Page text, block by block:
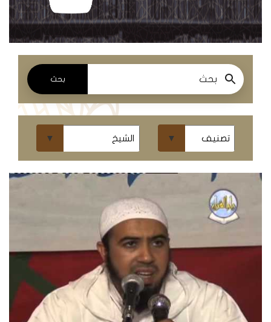
الدروس
والمحاضرات
الدروس
ومحاضرات
المباشر
قسم
الكتب
الإلكترونية
الكتب
الضوئية
بحث